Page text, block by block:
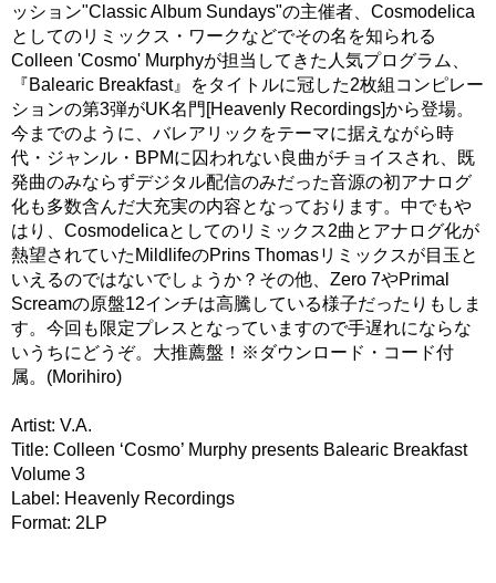
ッション"Classic Album Sundays"の主催者、Cosmodelica
としてのリミックス・ワークなどでその名を知られる
Colleen 'Cosmo' Murphyが担当してきた人気プログラム、
『Balearic Breakfast』をタイトルに冠した2枚組コンピレー
ションの第3弾がUK名門[Heavenly Recordings]から登場。
今までのように、バレアリックをテーマに据えながら時
代・ジャンル・BPMに囚われない良曲がチョイスされ、既
発曲のみならずデジタル配信のみだった音源の初アナログ
化も多数含んだ大充実の内容となっております。中でもや
はり、Cosmodelicaとしてのリミックス2曲とアナログ化が
熱望されていたMildlifeのPrins Thomasリミックスが目玉と
いえるのではないでしょうか？その他、Zero 7やPrimal
Screamの原盤12インチは高騰している様子だったりもしま
す。今回も限定プレスとなっていますので手遅れにならな
いうちにどうぞ。大推薦盤！※ダウンロード・コード付
属。(Morihiro)
Artist: V.A.
Title: Colleen ‘Cosmo’ Murphy presents Balearic Breakfast
Volume 3
Label: Heavenly Recordings
Format: 2LP